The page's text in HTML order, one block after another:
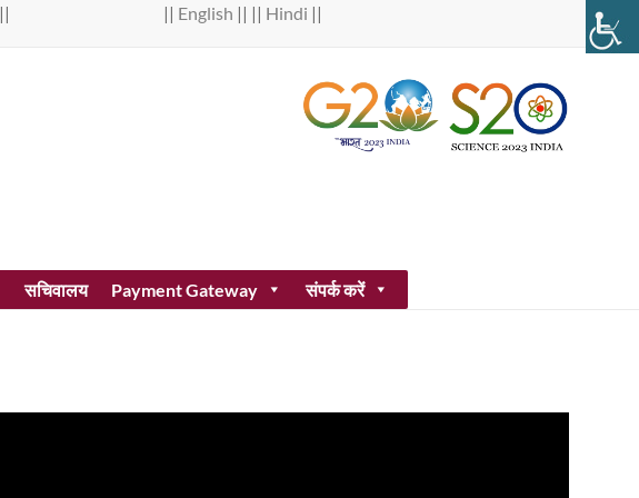
|| || English || || Hindi ||
सचिवालय Payment Gateway संपर्क करें